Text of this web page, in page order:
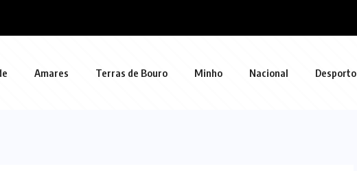
Amares Terras de Bouro Minho Nacional Desporto